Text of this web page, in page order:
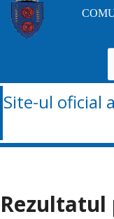
Site-ul oficial
conținut
Rezultatul